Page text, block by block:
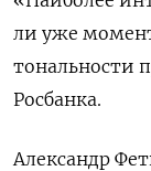
ли уже
тональности
Росбанка.
Александр